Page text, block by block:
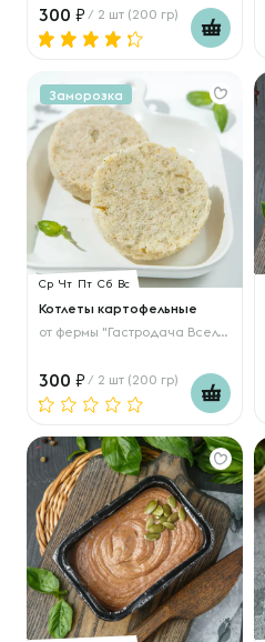
300 / 2 шт (200 гр)
Заморозка
Ср Чт Пт Сб Вс
Котлеты картофельные
от фермы "Гастродача Вселуг"
300 / 2 шт (200 гр)